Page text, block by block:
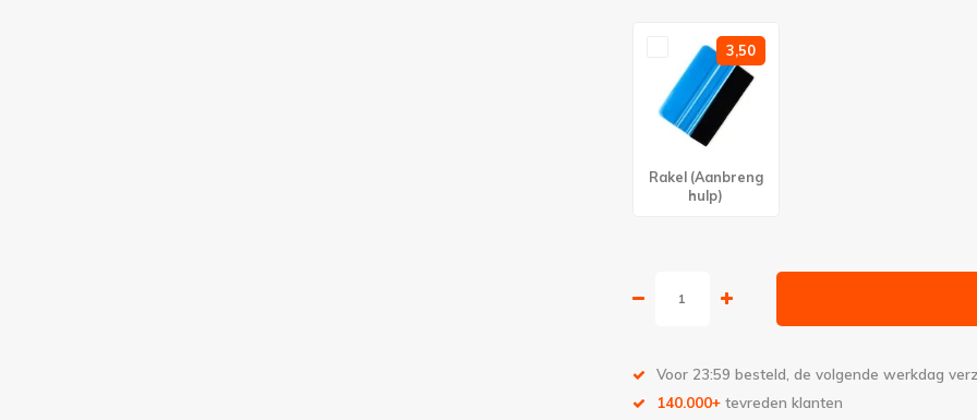
3,50
Rakel (Aanbreng
hulp)
Voor 23:59 besteld, de volgende werkdag
140.000+ tevreden klanten